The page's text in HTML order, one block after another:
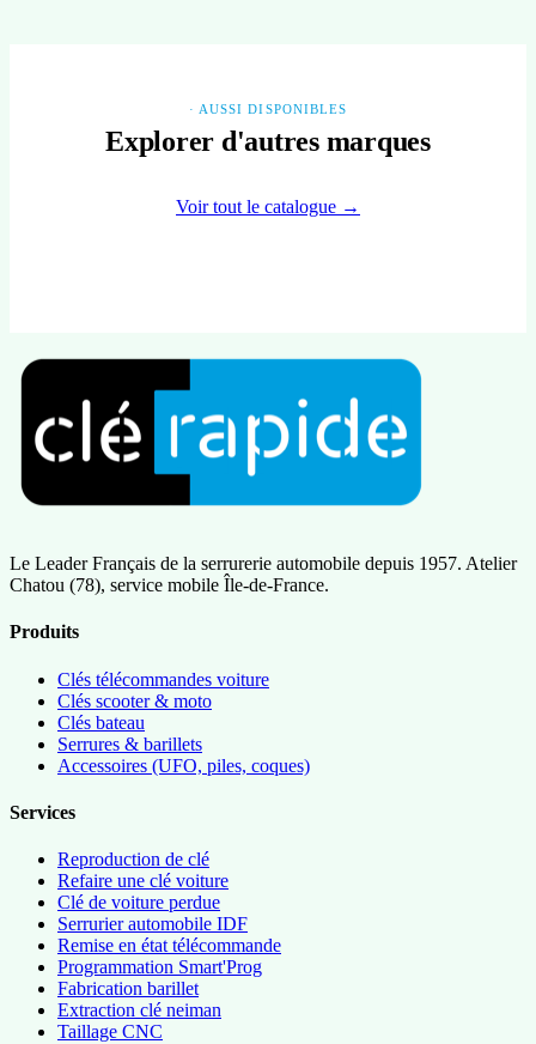
· AUSSI DISPONIBLES
Explorer d'autres marques
Voir tout le catalogue →
Le Leader Français de la serrurerie automobile depuis 1957. Atelier
Chatou (78), service mobile Île-de-France.
Produits
Clés télécommandes voiture
Clés scooter & moto
Clés bateau
Serrures & barillets
Accessoires (UFO, piles, coques)
Services
Reproduction de clé
Refaire une clé voiture
Clé de voiture perdue
Serrurier automobile IDF
Remise en état télécommande
Programmation Smart'Prog
Fabrication barillet
Extraction clé neiman
Taillage CNC